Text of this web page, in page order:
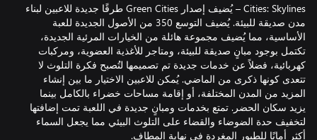
Cities: Skylines – يُضيف إصدار Green Cities طرقًا جديدة للاعبين لبناء
مدن صديقة للبيئة. يُضيف التوسع 350 من الأصول الجديدة للعبة
الأساسية، مما يُضيف مجموعة هائلة من الخيارات المرئية الجديدة،
تكتمل بوجود مبانٍ صديقة للبيئة، ومتاجر للأغذية العضوية، ومركبات
كهربائية، فضلاً عن خدمات جديدة تم تصميمها لتُصبح فكرة التلوث لا
تتعدى كونها ذكرى من الماضي. يُمكن للاعبين الاختيار ما بين إنشاء
المزيد من المدن المختلفة، أو إقامة مساحات خضراء بالكامل بينما
يزيد سكان الحضر. تمتع بخدمات ومبانٍ جديدة في اللعبة تمت إضافتها
لتخفيف حدة الضوضاء والقضاء على التلوث البيئي مما يجعل السماء